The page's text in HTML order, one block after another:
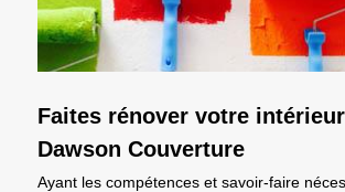
Faites rénover votre
Dawson Couverture
Ayant les compétences et savoir-faire